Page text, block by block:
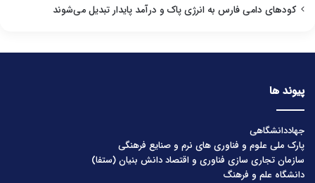
کودهای دامی فارس به انرژی پاک و درآمد پایدار تبدیل می‌شوند
پیوند ها
جهاددانشگاهی
پارک ملی علوم و فناوری های نرم و صنایع فرهنگی
سازمان تجاری سازی فناوری و اقتصاد دانش بنیان (ستفا)
دانشگاه علم و فرهنگ